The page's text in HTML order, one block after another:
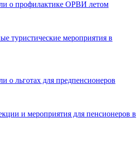
о профилактике ОРВИ летом
туристические мероприятия в
о льготах для предпенсионеров
и мероприятия для пенсионеров в